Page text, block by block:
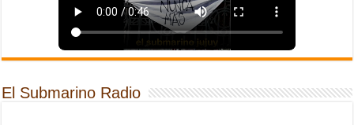
El Submarino Radio